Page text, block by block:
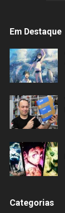
Em Destaque
Categorias